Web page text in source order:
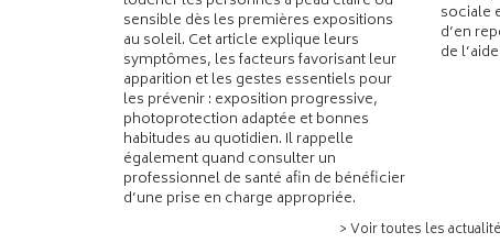
sensible dès les premières expositions
au soleil. Cet article explique leurs
symptômes, les facteurs favorisant leur
apparition et les gestes essentiels pour
les prévenir : exposition progressive,
photoprotection adaptée et bonnes
habitudes au quotidien. Il rappelle
également quand consulter un
professionnel de santé afin de bénéficier
d’une prise en charge appropriée.
sociale
d’en
de
> Voir toutes les